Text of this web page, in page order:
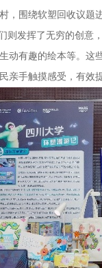
，围绕软塑回收议
则发挥了无穷的创意
动有趣的绘本等。这
亲手触摸感受，有效